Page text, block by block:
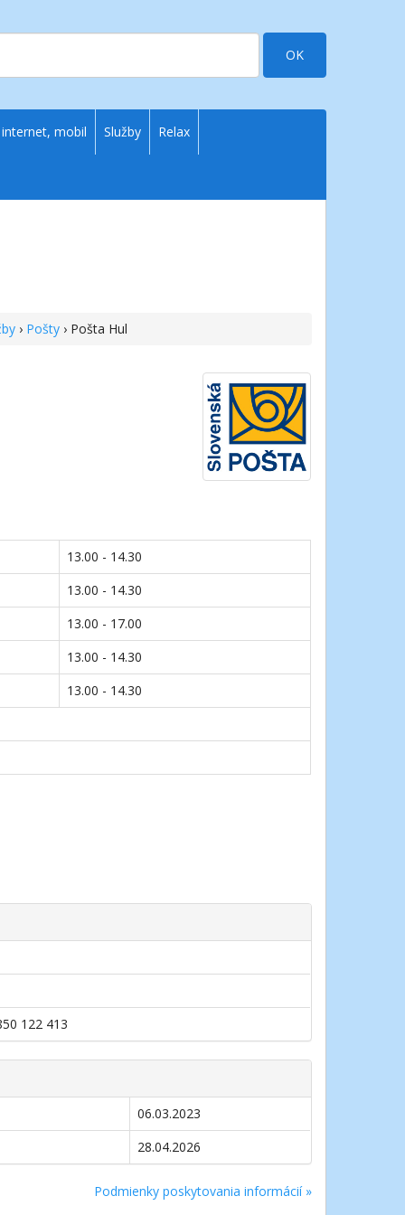
OK
› Pošty › Pošta Hul
13.00 - 14.30
13.00 - 14.30
13.00 - 17.00
13.00 - 14.30
13.00 - 14.30
122 413
06.03.2023
28.04.2026
Podmienky poskytovania informácií »
internet, mobil Služby Relax